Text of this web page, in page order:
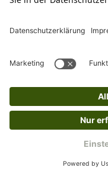
Hofman Animal Care